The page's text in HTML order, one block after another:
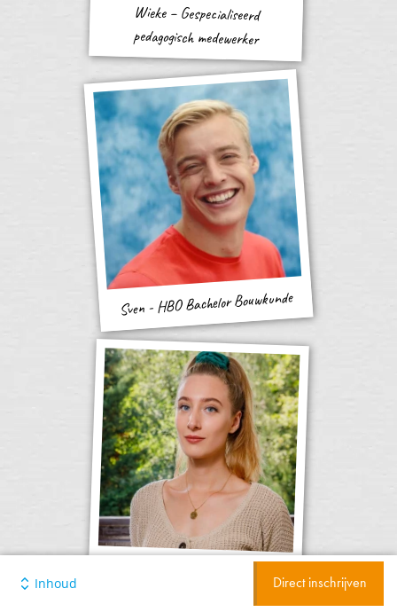
Wieke – Gespecialiseerd
pedagogisch medewerker
Sven - HBO Bachelor Bouwkunde
Yentle - Marketing en Sales
Inhoud Direct inschrijven